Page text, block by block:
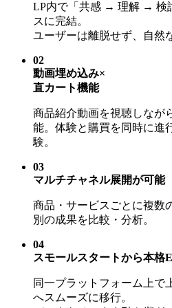
LP内で「共感 → 理解 → 検
スに完結。
ユーザーは離脱せず、自然
02
動画埋め込み×
直カート機能
商品紹介動画を視聴しなが
能。体験と購買を同時に進
験。
03
マルチチャネル展開が可能
商品・サービスごとに複数
別の成果を比較・分析。
04
スモールスタートから本格
同一プラットフォーム上で
へスムーズに移行。